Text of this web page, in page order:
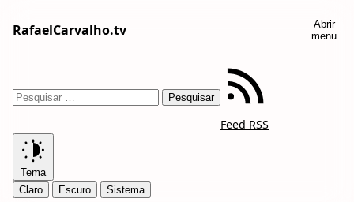
RafaelCarvalho.tv
Abrir
menu
Feed RSS
Tema
Claro
Escuro Sistema